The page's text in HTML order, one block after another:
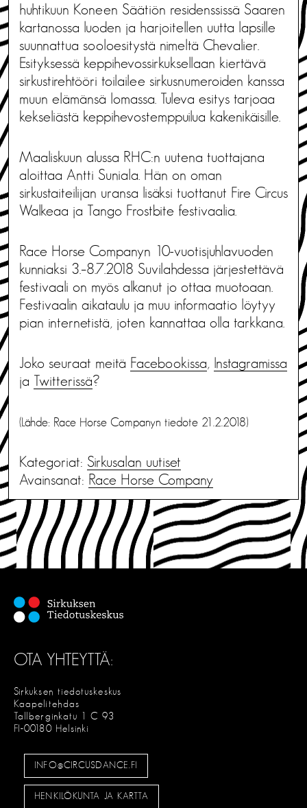
huhtikuun Koneen Säätiön residenssissä Saaren
kartanossa luoden ja harjoitellen uutta lapsille
suunnattua sooloesitystä nimeltä Chevalier.
Esityksessä keppihevossirkuksellaan kiertävä
sirkustirehtööri toilailee sirkusnumeroiden kanssa
muun elämänsä lomassa. Tuleva esitys tarjoaa
kekseliästä keppihevostemppuilua kakenikäisille.
Maaliskuun alussa RHC:n uutena tuottajana
aloittaa Antti Suniala. Hän on oman
sirkustaiteilijan uransa lisäksi tuottanut Fire Circus
Walkeaa ja Tango Frostbite festivaalia.
Race Horse Companyn 10-vuotisjuhlavuoden
kunniaksi 3.–8.7.2018 Suvilahdessa järjestettävä
festivaali on myös alkanut jo ottaa muotoaan.
Festivaalin aikataulu ja muu informaatio löytyy
pian internetistä, joten kannattaa olla tarkkana.
Joko seuraat meitä Facebookissa, Instagramissa
ja Twitterissä?
(Lähde: Race Horse Companyn tiedote 21.2.2018)
Kategoriat: Sirkusalan uutiset
Avainsanat: Race Horse Company
OTA YHTEYTTÄ:
Sirkuksen tiedotuskeskus
Kaapelitehdas
Tallberginkatu 1 C 93
FI-00180 Helsinki
INFO@CIRCUSDANCE.FI
HENKILÖKUNTA JA KARTTA